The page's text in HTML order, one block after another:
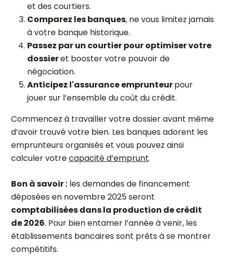
et des courtiers.
Comparez les banques, ne vous limitez jamais
à votre banque historique.
Passez par un courtier pour optimiser votre
dossieret booster votre pouvoir de
négociation.
Anticipez l'assurance emprunteurpour
jouer sur l’ensemble du coût du crédit.
Commencez à travailler votre dossier avant même
d’avoir trouvé votre bien. Les banques adorent les
emprunteurs organisés et vous pouvez ainsi
calculer votrecapacité d’emprunt.
Bon à savoir : les demandes de financement
déposées en novembre 2025 seront
comptabilisées dans la production de crédit
de 2026. Pour bien entamer l’année à venir, les
établissements bancaires sont prêts à se montrer
compétitifs.